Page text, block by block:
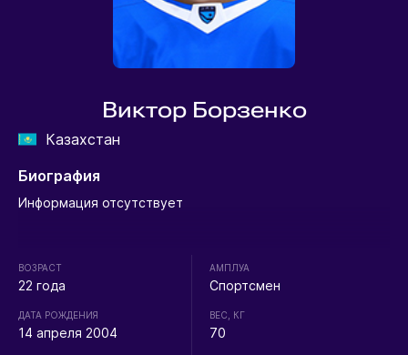
Виктор Борзенко
Казахстан
Биография
Информация отсутствует
ВОЗРАСТ
22 года
ДАТА РОЖДЕНИЯ
14 апреля 2004
АМПЛУА
Спортсмен
ВЕС, КГ
70